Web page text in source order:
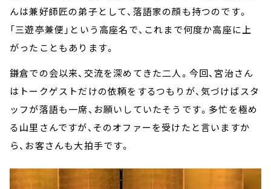
んは兼好師匠の弟子として、落語家の顔も持つのです。
「三遊亭兼便」という高座名で、これまで何度か高座に上
がったこともあります。
鎌倉での会以来、交流を深めてきた二人。今回、宮治さん
はトークゲストだけの依頼をするつもりが、気づけばスタ
ッフが落語も一席、お願いしていたそうです。多忙を極め
る山里さんですが、そのオファーを受けたと言いますか
ら、お客さんも大拍手です。